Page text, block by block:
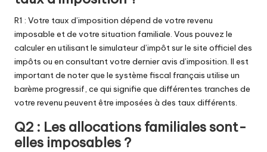
R1 : Votre taux d’imposition dépend de votre revenu
imposable et de votre situation familiale. Vous pouvez le
calculer en utilisant le simulateur d’impôt sur le site officiel des
impôts ou en consultant votre dernier avis d’imposition. Il est
important de noter que le système fiscal français utilise un
barème progressif, ce qui signifie que différentes tranches de
votre revenu peuvent être imposées à des taux différents.
Q2 : Les allocations familiales sont-
elles imposables ?